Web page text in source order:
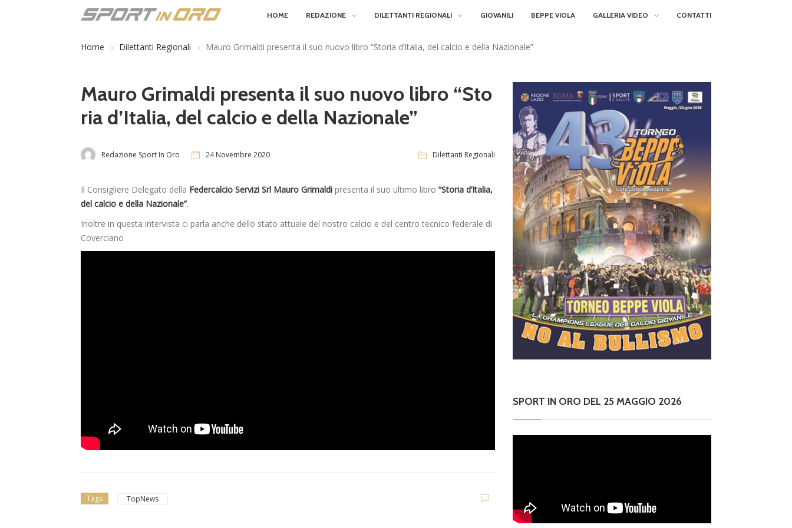
HOME REDAZIONE DILETTANTI REGIONALI GIOVANILI BEPPE VIOLA GALLERIA VIDEO CONTATTI
Home Dilettanti Regionali Mauro Grimaldi presenta il suo nuovo libro “Storia d’Italia, del calcio e della Nazionale”
Mauro Grimaldi presenta il suo nuovo libro “Sto
ria d’Italia, del calcio e della Nazionale”
Redazione Sport In Oro 24 Novembre 2020 Dilettanti Regionali
Il Consigliere Delegato della Federcalcio Servizi Srl Mauro Grimaldi presenta il suo ultimo libro “Storia d’Italia,
del calcio e della Nazionale”.
Inoltre in questa intervista ci parla anche dello stato attuale del nostro calcio e del centro tecnico federale di
Coverciano
Tags TopNews
SPORT IN ORO DEL 25 MAGGIO 2026